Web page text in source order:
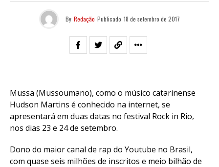
By Redação Publicado 18 de setembro de 2017
Mussa (Mussoumano), como o músico catarinense
Hudson Martins é conhecido na internet, se
apresentará em duas datas no festival Rock in Rio,
nos dias 23 e 24 de setembro.
Dono do maior canal de rap do Youtube no Brasil,
com quase seis milhões de inscritos e meio bilhão de